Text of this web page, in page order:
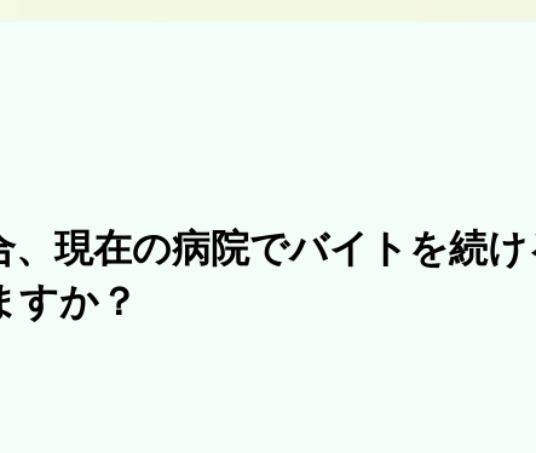
、現在の病院でバイトを続
すか？